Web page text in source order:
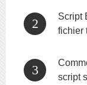
Script
fichier
script